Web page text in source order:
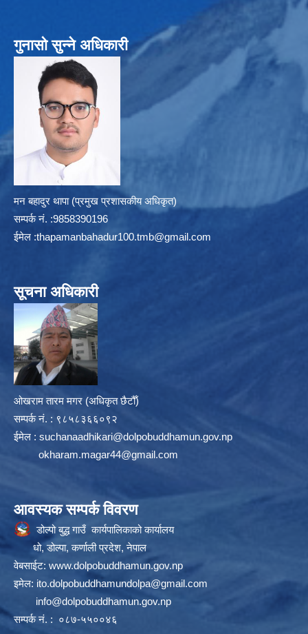
गुनासो सुन्ने अधिकारी
मन बहादुर थापा (प्रमुख प्रशासकीय अधिकृत)
सम्पर्क न‌ं. :9858390196
ईमेल :thapamanbahadur100.tmb@gmail.com
सूचना अधिकारी
ओखराम तारम मगर (अधिकृत छैटौँ)
सम्पर्क न‌ं. : ९८५८३६६०९२
ईमेल : suchanaadhikari@dolpobuddhamun.gov.np
okharam.magar44@gmail.com
आवस्यक सम्पर्क विवरण
डोल्पो बुद्ध गाउँ कार्यपालिकाको कार्यालय
धो, डोल्पा, कर्णाली प्रदेश, नेपाल
वेबसाईट: www.dolpobuddhamun.gov.np
इमेल: ito.dolpobuddhamundolpa@gmail.com
info@dolpobuddhamun.gov.np
सम्पर्क नं. : ०८७-५५००४६